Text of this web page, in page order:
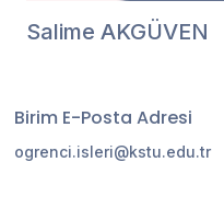
Salime AKGÜVEN
Birim E-Posta Adresi
ogrenci.isleri@kstu.edu.tr